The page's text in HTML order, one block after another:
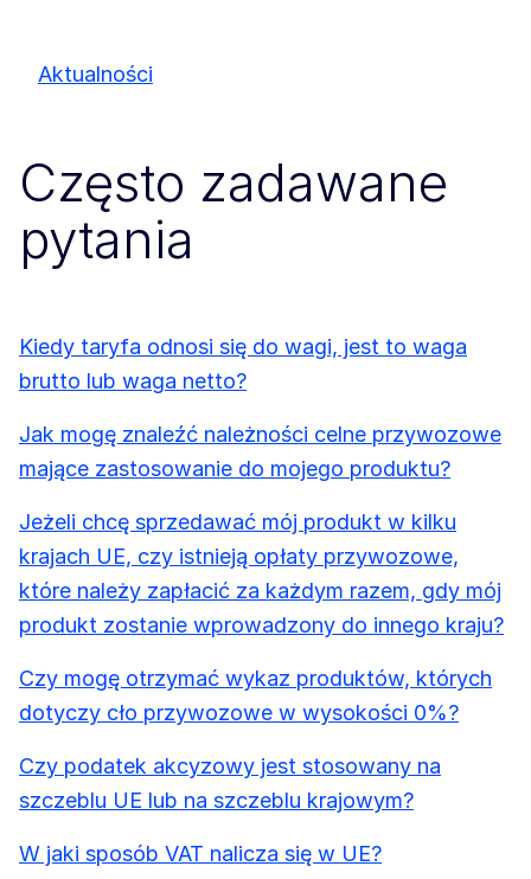
Aktualności
Często zadawane
pytania
Kiedy taryfa odnosi się do wagi, jest to waga
brutto lub waga netto?
Jak mogę znaleźć należności celne przywozowe
mające zastosowanie do mojego produktu?
Jeżeli chcę sprzedawać mój produkt w kilku
krajach UE, czy istnieją opłaty przywozowe,
które należy zapłacić za każdym razem, gdy mój
produkt zostanie wprowadzony do innego kraju?
Czy mogę otrzymać wykaz produktów, których
dotyczy cło przywozowe w wysokości 0%?
Czy podatek akcyzowy jest stosowany na
szczeblu UE lub na szczeblu krajowym?
W jaki sposób VAT nalicza się w UE?